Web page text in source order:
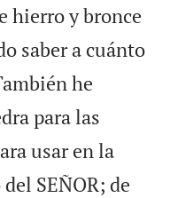
hierro y bronce
saber a cuánto
he
para las
usar en la
SEÑOR; de